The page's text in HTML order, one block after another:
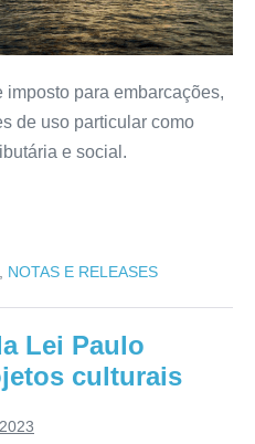
imposto para embarcações,
de uso particular como
e social.
NOTAS E RELEASES
Lei Paulo
culturais